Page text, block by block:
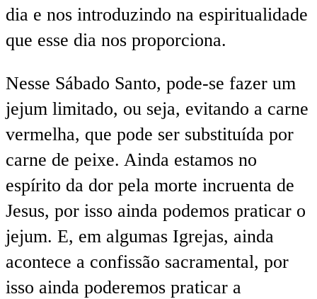
dia e nos introduzindo na espiritualidade
que esse dia nos proporciona.
Nesse Sábado Santo, pode-se fazer um
jejum limitado, ou seja, evitando a carne
vermelha, que pode ser substituída por
carne de peixe. Ainda estamos no
espírito da dor pela morte incruenta de
Jesus, por isso ainda podemos praticar o
jejum. E, em algumas Igrejas, ainda
acontece a confissão sacramental, por
isso ainda poderemos praticar a